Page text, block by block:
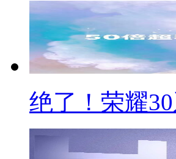
绝了！荣耀